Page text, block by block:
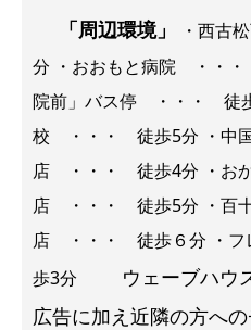
「周辺環境」
・西古
分 ・おおもと病院 ・・
院前」バス停 ・・・ 徒
校 ・・・ 徒歩5分 ・中
店 ・・・ 徒歩4分 ・お
店 ・・・ 徒歩5分 ・百
店 ・・・ 徒歩６分 ・
歩3分
ウェーブハウ
広告に加え近隣の方へ